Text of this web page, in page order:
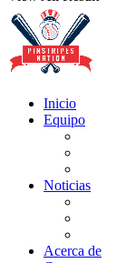
Inicio
Equipo
Noticias
Acerca de